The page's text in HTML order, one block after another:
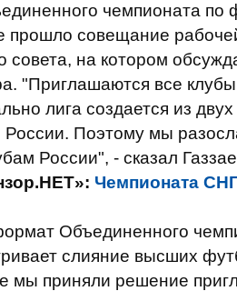
чемпионата по
прошло совещание
совета, на котором
"Приглашаются все
лига создается из
России. Поэтому мы
России", - сказал
Чемпионата
Объединенного
слияние высших
мы приняли решение